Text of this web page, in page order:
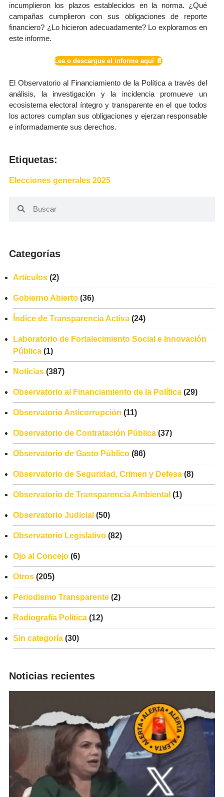
incumplieron los plazos establecidos en la norma. ¿Qué
campañas cumplieron con sus obligaciones de reporte
financiero? ¿Lo hicieron adecuadamente? Lo exploramos en
este informe.
Lea o descargue el informe aquí 📄
El Observatorio al Financiamiento de la Política a través del
análisis, la investigación y la incidencia promueve un
ecosistema electoral íntegro y transparente en el que todos
los actores cumplan sus obligaciones y ejerzan responsable
e informadamente sus derechos.
Etiquetas:
Elecciones generales 2025
Categorías
Artículos (2)
Gobierno Abierto (36)
Índice de Transparencia Activa (24)
Laboratorio de Fortalecimiento Social e Innovación
Pública (1)
Noticias (387)
Observatorio al Financiamiento de la Política (29)
Observatorio Anticorrupción (11)
Observatorio de Contratación Pública (37)
Observatorio de Gasto Público (86)
Observatorio de Seguridad, Crimen y Defesa (8)
Observatorio de Transparencia Ambiental (1)
Observatorio Judicial (50)
Observatorio Legislativo (82)
Ojo al Concejo (6)
Otros (205)
Periodismo Transparente (2)
Radiografía Política (12)
Sin categoría (30)
Noticias recientes